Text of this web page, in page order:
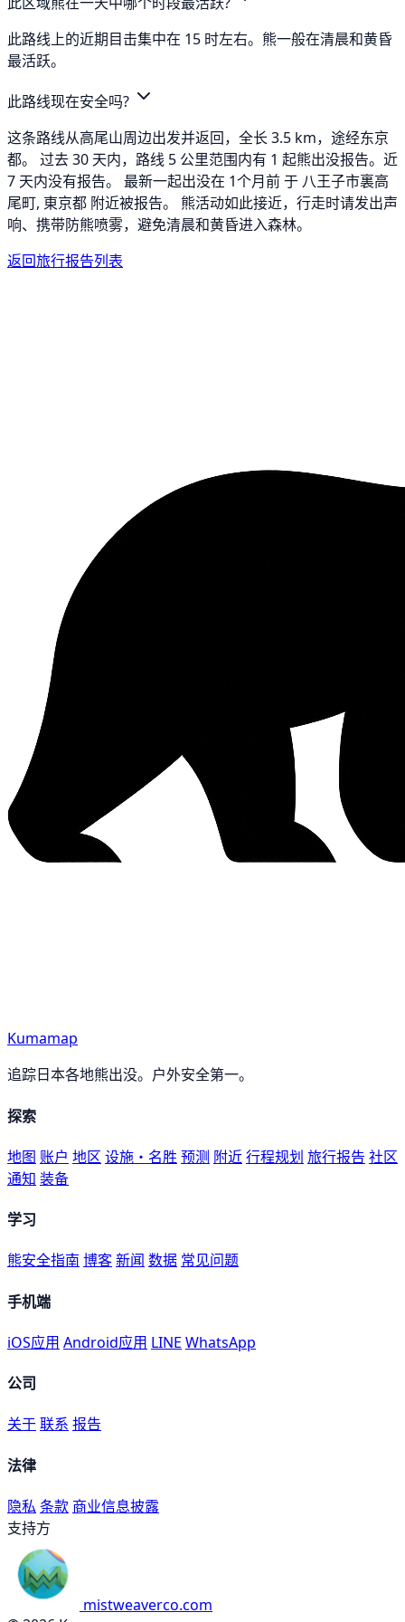
此路线上的近期目击集中在 15 时左右。熊一般在清晨和黄昏
最活跃。
此路线现在安全吗?
这条路线从高尾山周边出发并返回，全长 3.5 km，途经东京
都。 过去 30 天内，路线 5 公里范围内有 1 起熊出没报告。近
7 天内没有报告。 最新一起出没在 1个月前 于 八王子市裏高
尾町, 東京都 附近被报告。 熊活动如此接近，行走时请发出声
响、携带防熊喷雾，避免清晨和黄昏进入森林。
返回旅行报告列表
Kumamap
追踪日本各地熊出没。户外安全第一。
探索
地图 账户 地区 设施・名胜 预测 附近行程规划 旅行报告 社区
通知 装备
学习
熊安全指南 博客新闻 数据 常见问题
手机端
iOS应用 Android应用 LINE WhatsApp
公司
关于联系 报告
法律
隐私 条款 商业信息披露
支持方
mistweaverco.com